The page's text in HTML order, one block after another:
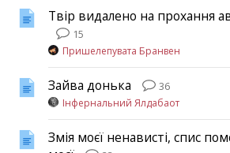
Твір видалено на прохання
15
Пришелепувата Бранвен
Зайва донька
36
Інфернальний Ялдабаот
Змія моєї ненависті, спис